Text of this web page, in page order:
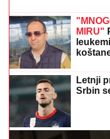
NIŠTA OD FINALA!
Evropskom
zlato!